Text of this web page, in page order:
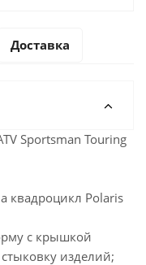
Доставка
Sportsman Touring
квадроцикл Polaris
с крышкой
изделий;